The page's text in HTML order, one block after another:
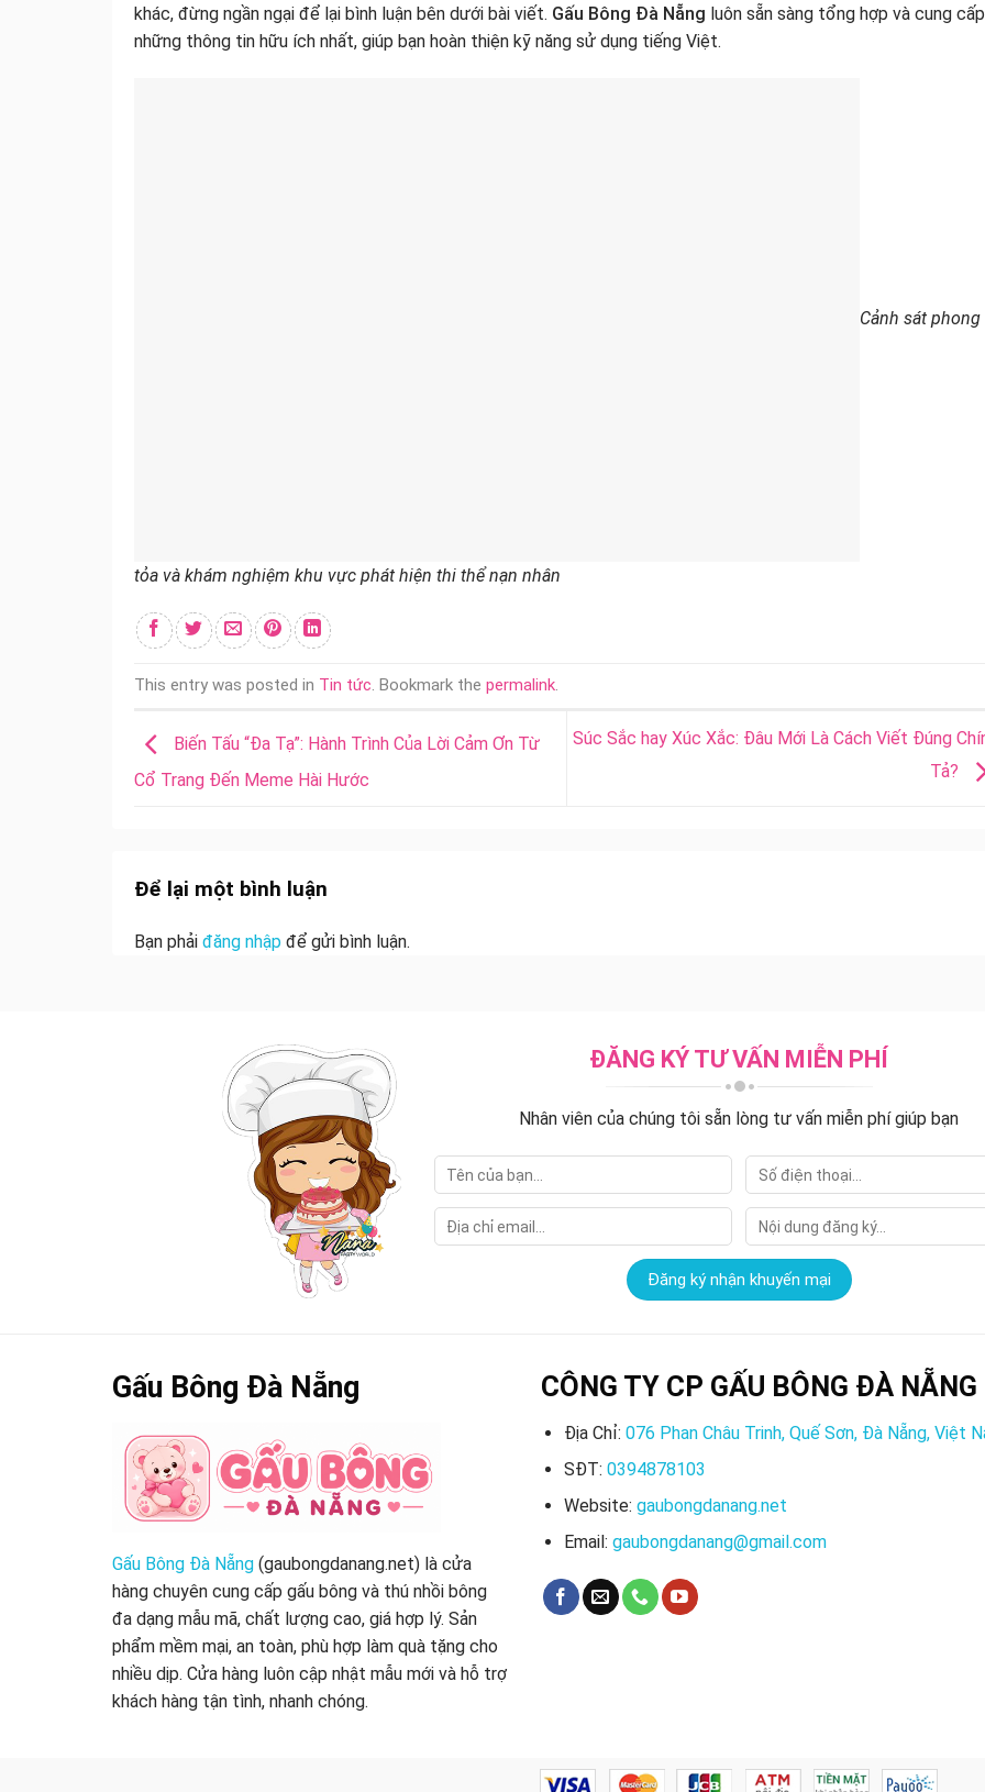
khác, đừng ngần ngại để lại bình luận bên dưới bài viết. Gấu Bông Đà Nẵng luôn sẵn sàng tổng hợp và cung cấp
những thông tin hữu ích nhất, giúp bạn hoàn thiện kỹ năng sử dụng tiếng Việt.
Cảnh sát phong
tỏa và khám nghiệm khu vực phát hiện thi thể nạn nhân
This entry was posted in Tin tức. Bookmark the permalink.
Biến Tấu “Đa Tạ”: Hành Trình Của Lời Cảm Ơn Từ
Cổ Trang Đến Meme Hài Hước
Súc Sắc hay Xúc Xắc: Đâu Mới Là Cách Viết Đúng
Tả?
Để lại một bình luận
Bạn phải đăng nhập để gửi bình luận.
ĐĂNG KÝ TƯ VẤN MIỄN PHÍ
Nhân viên của chúng tôi sẵn lòng tư vấn miễn phí giúp bạn
Gấu Bông Đà Nẵng
Gấu Bông Đà Nẵng (gaubongdanang.net) là cửa
hàng chuyên cung cấp gấu bông và thú nhồi bông
đa dạng mẫu mã, chất lượng cao, giá hợp lý. Sản
phẩm mềm mại, an toàn, phù hợp làm quà tặng cho
nhiều dịp. Cửa hàng luôn cập nhật mẫu mới và hỗ trợ
khách hàng tận tình, nhanh chóng.
CÔNG TY CP GẤU BÔNG ĐÀ NẴNG
Địa Chỉ: 076 Phan Châu Trinh, Quế Sơn, Đà Nẵng, Việt
SĐT: 0394878103
Website: gaubongdanang.net
Email: gaubongdanang@gmail.com